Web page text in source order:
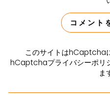
コメント
このサイトはhCaptcha
hCaptchaプライバシーポリ
ま